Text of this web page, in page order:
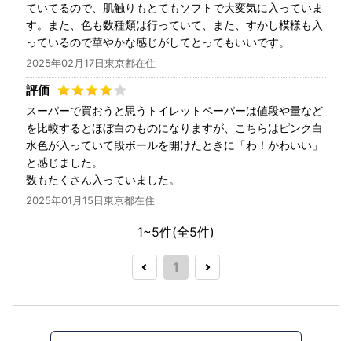
ていてるので、肌触りもとてもソフトで大変気に入っていま
す。また、色も数種類は行っていて、また、すかし模様も入
っているので華やかな感じがしてとってもいいです。
2025年02月17日東京都在住
スーパーで買おうと思うトイレットペーパーは値段や量など
を比較するとほぼ白のものになりますが、こちらはピンク白
水色が入っていて段ボールを開けたときに「わ！かわいい」
と感じました。
数もたくさん入っていました。
2025年01月15日東京都在住
1~5件(全5件)
1